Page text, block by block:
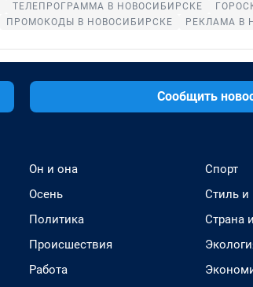
ТЕЛЕПРОГРАММА В НОВОСИБИРСКЕ
ПРОМОКОДЫ В НОВОСИБИРСКЕ РЕКЛАМА В
Сообщить
Он и она
Осень
Политика
Происшествия
Работа
Спорт
Стиль и
Страна